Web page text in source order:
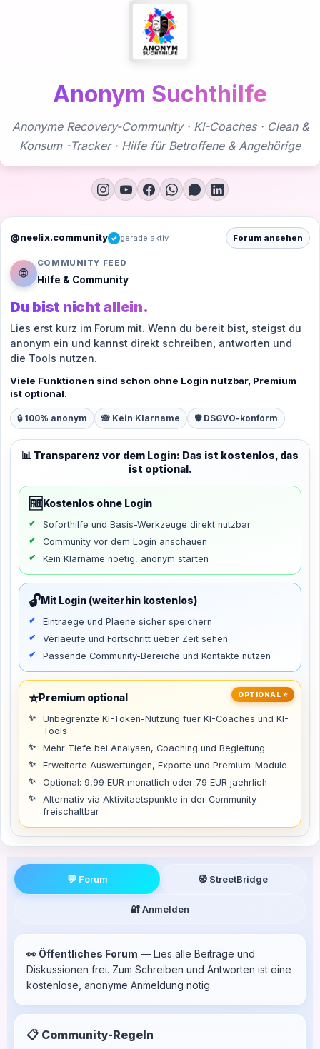
Anonym Suchthilfe
Anonyme Recovery-Community · KI-Coaches · Clean &
Konsum -Tracker · Hilfe für Betroffene & Angehörige
@neelix.community ✓ gerade aktiv Forum ansehen
🌐
COMMUNITY FEED
Hilfe & Community
Du bist nicht allein.
Lies erst kurz im Forum mit. Wenn du bereit bist, steigst du
anonym ein und kannst direkt schreiben, antworten und
die Tools nutzen.
Viele Funktionen sind schon ohne Login nutzbar, Premium
ist optional.
🔒 100% anonym 🙈 Kein Klarname 🛡️ DSGVO-konform
📊 Transparenz vor dem Login: Das ist kostenlos, das
ist optional.
🆓 Kostenlos ohne Login
Soforthilfe und Basis-Werkzeuge direkt nutzbar
Community vor dem Login anschauen
Kein Klarname noetig, anonym starten
🔓Mit Login (weiterhin kostenlos)
Eintraege und Plaene sicher speichern
Verlaeufe und Fortschritt ueber Zeit sehen
Passende Community-Bereiche und Kontakte nutzen
OPTIONAL ⭐
⭐Premium optional
Unbegrenzte KI-Token-Nutzung fuer KI-Coaches und KI-
Tools
Mehr Tiefe bei Analysen, Coaching und Begleitung
Erweiterte Auswertungen, Exporte und Premium-Module
Optional: 9,99 EUR monatlich oder 79 EUR jaehrlich
Alternativ via Aktivitaetspunkte in der Community
freischaltbar
💬 Forum 🧭 StreetBridge
🔐 Anmelden
👀 Öffentliches Forum — Lies alle Beiträge und
Diskussionen frei. Zum Schreiben und Antworten ist eine
kostenlose, anonyme Anmeldung nötig.
📋 Community-Regeln